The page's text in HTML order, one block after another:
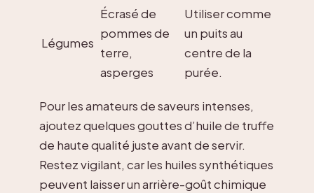
Légumes
Écrasé de
pommes de
terre,
asperges
Utiliser comme
un puits au
centre de la
purée.
Pour les amateurs de saveurs intenses,
ajoutez quelques gouttes d’huile de truffe
de haute qualité juste avant de servir.
Restez vigilant, car les huiles synthétiques
peuvent laisser un arrière-goût chimique